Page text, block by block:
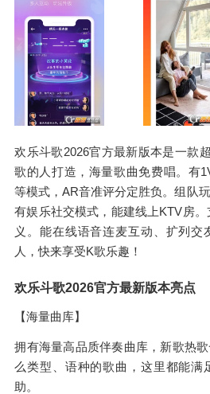
欢乐斗歌2026官方最新版本是一款
歌的人打造，海量歌曲免费唱。有
等模式，AR音准评分定胜负。组队
有娱乐社交模式，能建线上KTV房
义。能在线语音连麦互动、扩列交
人，快来享受K歌乐趣！
欢乐斗歌2026官方最新版本亮点
【海量曲库】
拥有海量高品质伴奏曲库，新歌热
么类型、语种的歌曲，这里都能满
助。